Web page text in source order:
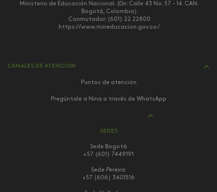
Ministerio de Educación Nacional. (Dir: Calle 43 No. 57 - 14. CAN.
Bogotá, Colombia)
Conmutador: (601) 22 22800
https://www.mineducacion.gov.co/
CANALES DE ATENCIÓN
Puntos de atención
Pregúntale a Nina a través de WhatsApp
SEDES
Sede Bogotá
+57 (601) 7449191
Sede Pereira:
+57 (606) 3401516